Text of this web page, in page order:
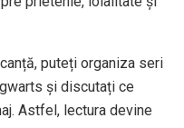
puteți organiza seri
și discutați ce
Astfel, lectura devine